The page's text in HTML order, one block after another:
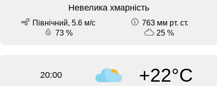
Невелика хмарність
Північний, 5.6 м/с
763 мм рт. ст.
73 %
25 %
20:00 +22°C